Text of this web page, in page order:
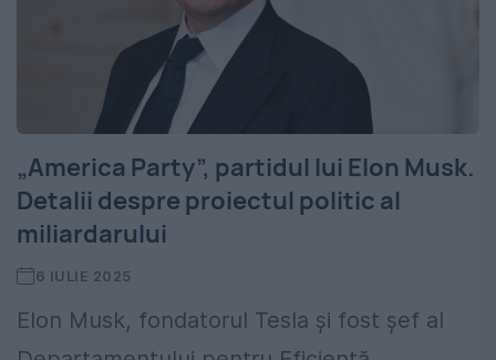
„America Party”, partidul lui Elon Musk.
Detalii despre proiectul politic al
miliardarului
6 IULIE 2025
Elon Musk, fondatorul Tesla și fost șef al